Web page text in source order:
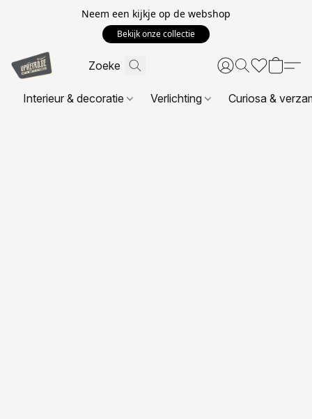
Neem een kijkje op de webshop
Bekijk onze collectie
Interieur & decoratie Verlichting Curiosa &